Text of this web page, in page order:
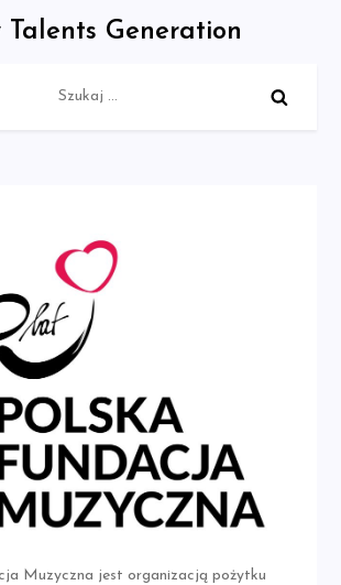
Talents Generation
Muzyczna jest organizacją pożytku